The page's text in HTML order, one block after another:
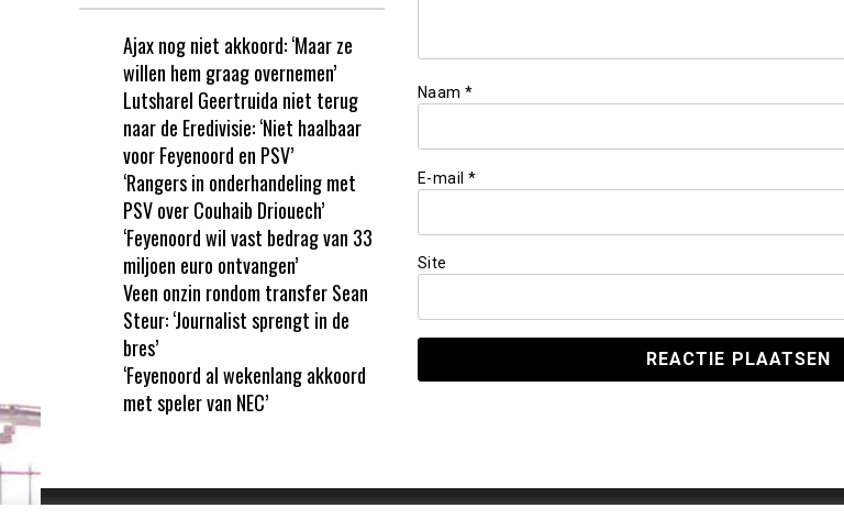
Naam *
E-mail *
Site
Ajax nog niet akkoord: ‘Maar ze
willen hem graag overnemen’
Lutsharel Geertruida niet terug
naar de Eredivisie: ‘Niet haalbaar
voor Feyenoord en PSV’
‘Rangers in onderhandeling met
PSV over Couhaib Driouech’
‘Feyenoord wil vast bedrag van 33
miljoen euro ontvangen’
Veen onzin rondom transfer Sean
Steur: ‘Journalist sprengt in de
bres’
‘Feyenoord al wekenlang akkoord
met speler van NEC’